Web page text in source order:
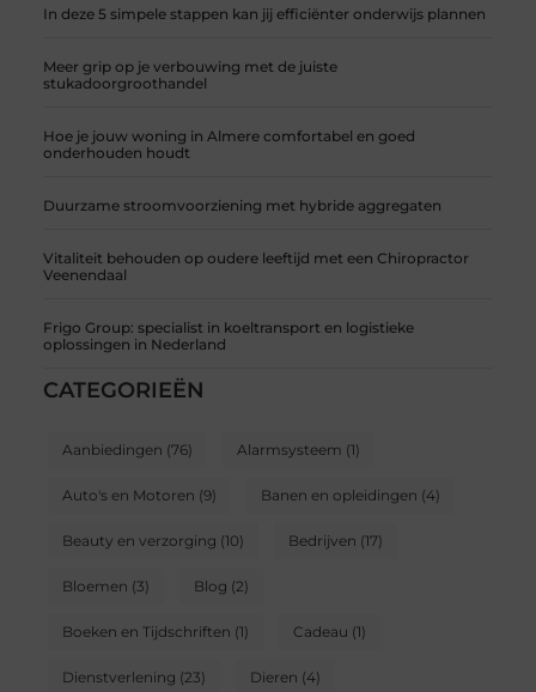
In deze 5 simpele stappen kan jij efficiënter onderwijs plannen
Meer grip op je verbouwing met de juiste
stukadoorgroothandel
Hoe je jouw woning in Almere comfortabel en goed
onderhouden houdt
Duurzame stroomvoorziening met hybride aggregaten
Vitaliteit behouden op oudere leeftijd met een Chiropractor
Veenendaal
Frigo Group: specialist in koeltransport en logistieke
oplossingen in Nederland
CATEGORIEËN
Aanbiedingen (76) Alarmsysteem (1)
Auto's en Motoren (9) Banen en opleidingen (4)
Beauty en verzorging (10) Bedrijven (17)
Bloemen (3) Blog (2)
Boeken en Tijdschriften (1) Cadeau (1)
Dienstverlening (23) Dieren (4)